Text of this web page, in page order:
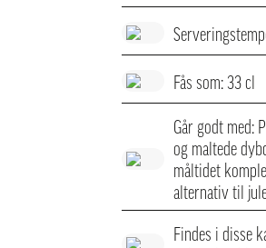
Fås som: 33 cl
Går godt med:
og maltede
måltidet
alternativ til
Findes i disse